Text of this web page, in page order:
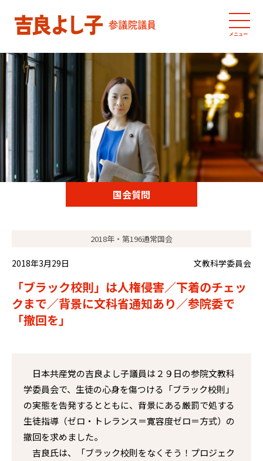
メニュー
国会質問
2018年・第196通常国会
2018年3月29日 文教科学委員会
「ブラック校則」は人権侵害／下着のチェッ
クまで／背景に文科省通知あり／参院委で
「撤回を」
日本共産党の吉良よし子議員は２９日の参院文教科
学委員会で、生徒の心身を傷つける「ブラック校則」
の実態を告発するとともに、背景にある厳罰で処する
生徒指導（ゼロ・トレランス＝寛容度ゼロ＝方式）の
撤回を求めました。
吉良氏は、「ブラック校則をなくそう！プロジェク